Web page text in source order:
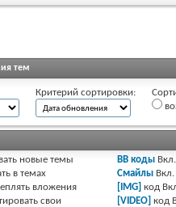
тем
Критерий сортировки:
новые темы
в темах
вложения
свои
BB коды Вкл.
Смайлы Вкл.
[IMG] код
[VIDEO] код